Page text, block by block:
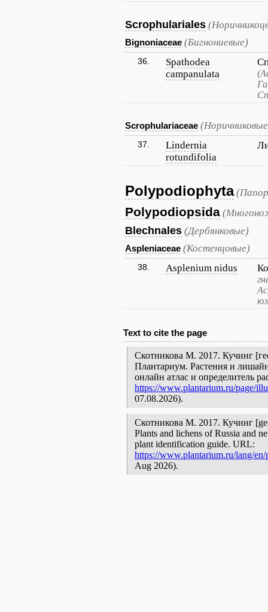
Scrophulariales
Bignoniaceae (Бигнониевые)
36.
Spathodea
campanulata
Scrophulariaceae
37.
Lindernia
rotundifolia
Polypodiophyta
Polypodiopsida
Blechnales (Дербянковые)
Aspleniaceae (Костенцовые)
38. Asplenium nidus
Text to cite the page
Скотникова М. 2017. Кучинг
Плантариум. Растения и
онлайн атлас и определитель
https://www.plantarium.ru/page/
07.08.2026).
Скотникова М. 2017. Кучинг
Plants and lichens of Russia and
plant identification guide. URL:
https://www.plantarium.ru/lang/
Aug 2026).